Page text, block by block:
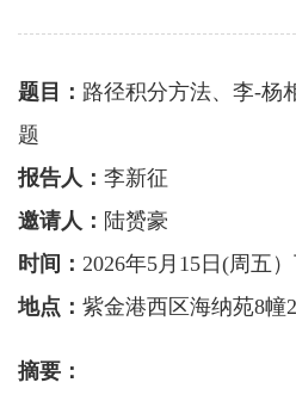
题目： 路径积分方法、李-杨
题
报告人： 李新征
邀请人： 陆赟豪
时间： 2026年5月15日(周五
地点： 紫金港西区海纳苑8幢
摘要：